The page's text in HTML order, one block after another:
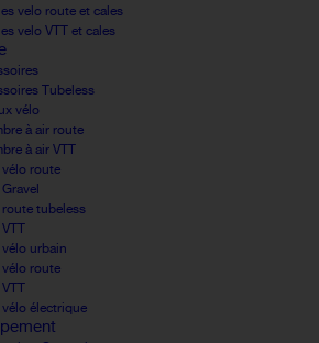
velo route et cales
velo VTT et cales
Tubeless
vélo
à air route
à air VTT
vélo route
route tubeless
vélo urbain
vélo route
vélo électrique